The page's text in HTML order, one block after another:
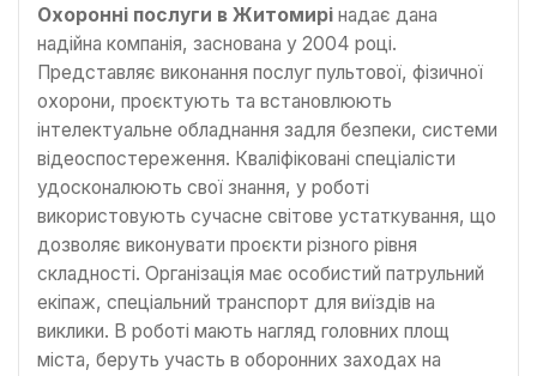
Охоронні послуги в Житомирі надає дана
надійна компанія, заснована у 2004 році.
Представляє виконання послуг пультової, фізичної
охорони, проєктують та встановлюють
інтелектуальне обладнання задля безпеки, системи
відеоспостереження. Кваліфіковані спеціалісти
удосконалюють свої знання, у роботі
використовують сучасне світове устаткування, що
дозволяє виконувати проєкти різного рівня
складності. Організація має особистий патрульний
екіпаж, спеціальний транспорт для виїздів на
виклики. В роботі мають нагляд головних площ
міста, беруть участь в оборонних заходах на